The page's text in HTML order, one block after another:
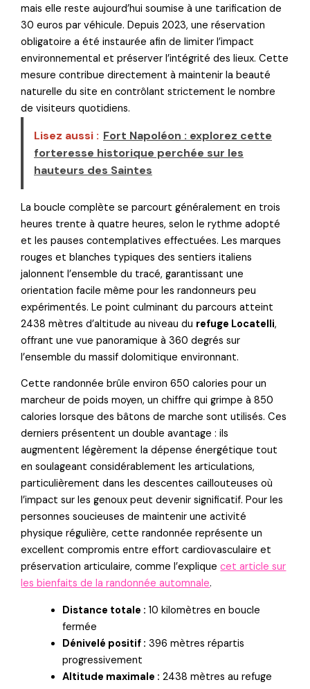
mais elle reste aujourd’hui soumise à une tarification de
30 euros par véhicule. Depuis 2023, une réservation
obligatoire a été instaurée afin de limiter l’impact
environnemental et préserver l’intégrité des lieux. Cette
mesure contribue directement à maintenir la beauté
naturelle du site en contrôlant strictement le nombre
de visiteurs quotidiens.
Lisez aussi : Fort Napoléon : explorez cette
forteresse historique perchée sur les
hauteurs des Saintes
La boucle complète se parcourt généralement en trois
heures trente à quatre heures, selon le rythme adopté
et les pauses contemplatives effectuées. Les marques
rouges et blanches typiques des sentiers italiens
jalonnent l’ensemble du tracé, garantissant une
orientation facile même pour les randonneurs peu
expérimentés. Le point culminant du parcours atteint
2438 mètres d’altitude au niveau du refuge Locatelli,
offrant une vue panoramique à 360 degrés sur
l’ensemble du massif dolomitique environnant.
Cette randonnée brûle environ 650 calories pour un
marcheur de poids moyen, un chiffre qui grimpe à 850
calories lorsque des bâtons de marche sont utilisés. Ces
derniers présentent un double avantage : ils
augmentent légèrement la dépense énergétique tout
en soulageant considérablement les articulations,
particulièrement dans les descentes caillouteuses où
l’impact sur les genoux peut devenir significatif. Pour les
personnes soucieuses de maintenir une activité
physique régulière, cette randonnée représente un
excellent compromis entre effort cardiovasculaire et
préservation articulaire, comme l’expliquecet article sur
les bienfaits de la randonnée automnale.
Distance totale : 10 kilomètres en boucle
fermée
Dénivelé positif : 396 mètres répartis
progressivement
Altitude maximale : 2438 mètres au refuge